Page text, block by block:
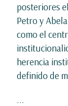
posteriores
Petro y
como el
herencia
definido de
...